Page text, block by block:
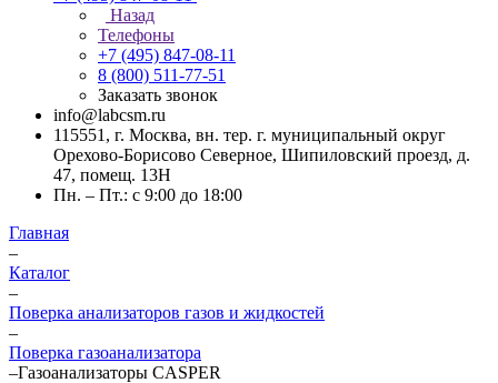
Назад
Телефоны
+7 (495) 847-08-11
8 (800) 511-77-51
Заказать звонок
info@labcsm.ru
115551, г. Москва, вн. тер. г. муниципальный округ
Орехово-Борисово Северное, Шипиловский проезд, д.
47, помещ. 13Н
Пн. – Пт.: с 9:00 до 18:00
Главная
–
Каталог
–
Поверка анализаторов газов и жидкостей
–
Поверка газоанализатора
–Газоанализаторы CASPER